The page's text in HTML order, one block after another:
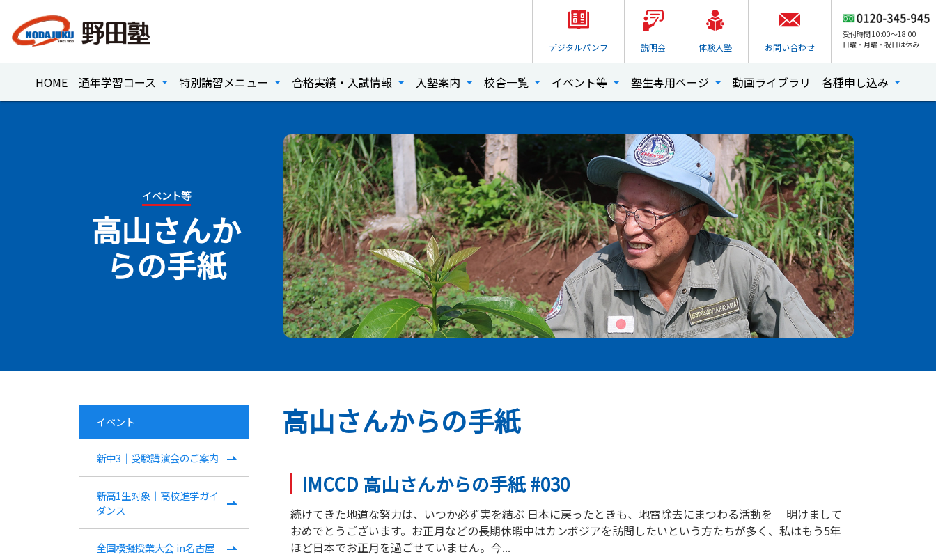
デジタルパンフ 説明会 体験入塾 お問い合わせ
受付時間 10:00～18:00
日曜・月曜・祝日は休み
HOME 通年学習コース 特別講習メニュー 合格実績・入試情報 入塾案内 校舎一覧 イベント等 塾生専用ページ 動画ライブラリ 各種申し込み
イベント等
高山さんか
らの​手紙
高山さんからの手紙
IMCCD 高山さんからの手紙 #030
続けてきた地道な努力は、いつか必ず実を結ぶ 日本に戻ったときも、地雷除去にまつわる活動を 明けまして
おめでとうございます。お正月などの長期休暇中はカンボジアを訪問したいという方たちが多く、私はもう5年
ほど日本でお正月を過ごせていません。今...
イベント
新中3｜受験講演会のご案内
新高1生対象｜高校進学ガイ
ダンス
全国模擬授業大会 in名古屋